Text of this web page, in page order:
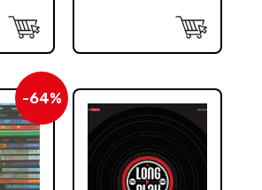
-64%